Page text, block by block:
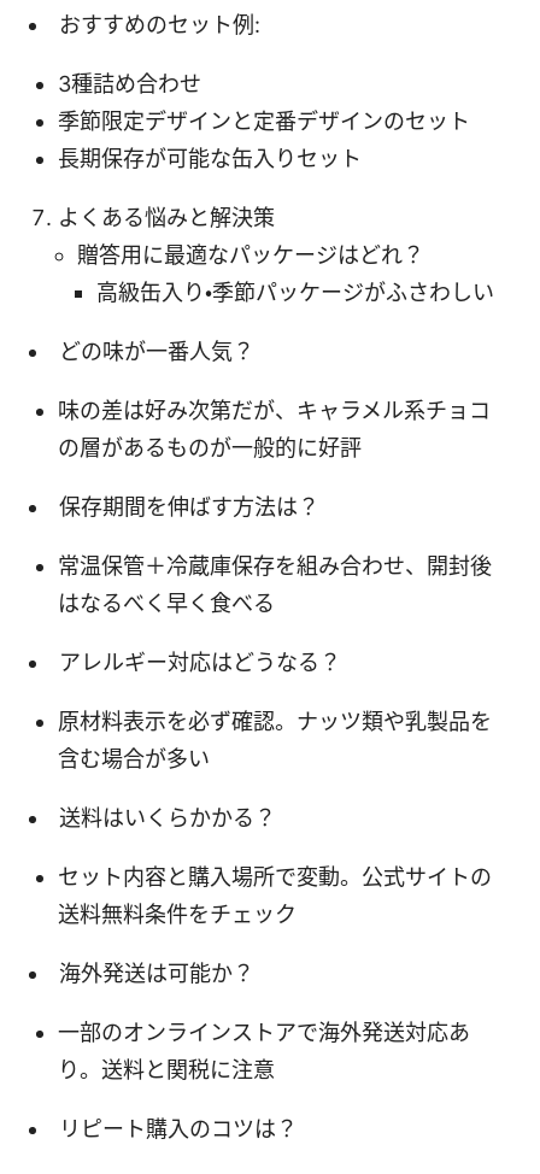
おすすめのセット例:
3種詰め合わせ
季節限定デザインと定番デザインのセット
長期保存が可能な缶入りセット
よくある悩みと解決策
贈答用に最適なパッケージはどれ？
高級缶入り・季節パッケージがふさわしい
どの味が一番人気？
味の差は好み次第だが、キャラメル系チョコ
の層があるものが一般的に好評
保存期間を伸ばす方法は？
常温保管＋冷蔵庫保存を組み合わせ、開封後
はなるべく早く食べる
アレルギー対応はどうなる？
原材料表示を必ず確認。ナッツ類や乳製品を
含む場合が多い
送料はいくらかかる？
セット内容と購入場所で変動。公式サイトの
送料無料条件をチェック
海外発送は可能か？
一部のオンラインストアで海外発送対応あ
り。送料と関税に注意
リピート購入のコツは？